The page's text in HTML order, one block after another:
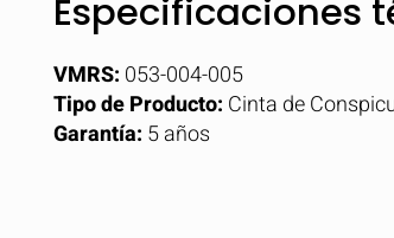
Especificaciones
VMRS: 053-004-005
Tipo de Producto: Cinta de
Garantía: 5 años